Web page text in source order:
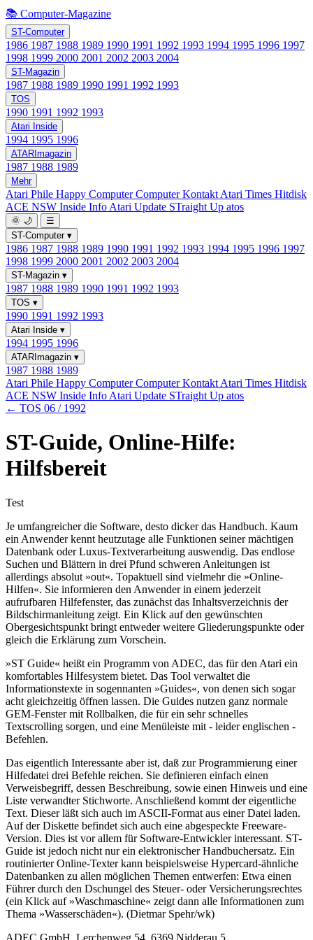
📚 Computer-Magazine
ST-Computer
1986 1987 1988 1989 1990 1991 1992 1993 1994 1995 1996 1997
1998 1999 2000 2001 2002 2003 2004
ST-Magazin
1987 1988 1989 1990 1991 1992 1993
TOS
1990 1991 1992 1993
Atari Inside
1994 1995 1996
ATARImagazin
1987 1988 1989
Mehr
Atari Phile Happy ComputerComputer Kontakt Atari Times Hitdisk
ACE NSW Inside Info Atari Update STraight Up atos
🌞 🌙
☰
ST-Computer ▾
1986 1987 1988 1989 1990 1991 1992 1993 1994 1995 1996 1997
1998 1999 2000 2001 2002 2003 2004
ST-Magazin ▾
1987 1988 1989 1990 1991 1992 1993
TOS ▾
1990 1991 1992 1993
Atari Inside ▾
1994 1995 1996
ATARImagazin ▾
1987 1988 1989
Atari Phile Happy ComputerComputer Kontakt Atari Times Hitdisk
ACE NSW Inside Info Atari Update STraight Up atos
← TOS 06 / 1992
ST-Guide, Online-Hilfe:
Hilfsbereit
Test
Je umfangreicher die Software, desto dicker das Handbuch. Kaum
ein Anwender kennt heutzutage alle Funktionen seiner mächtigen
Datenbank oder Luxus-Textverarbeitung auswendig. Das endlose
Suchen und Blättern in drei Pfund schweren Anleitungen ist
allerdings absolut »out«. Topaktuell sind vielmehr die »Online-
Hilfen«. Sie informieren den Anwender in einem jederzeit
aufrufbaren Hilfefenster, das zunächst das Inhaltsverzeichnis der
Bildschirmanleitung zeigt. Ein Klick auf den gewünschten
Obergesichtspunkt bringt entweder weitere Gliederungspunkte oder
gleich die Erklärung zum Vorschein.
»ST Guide« heißt ein Programm von ADEC, das für den Atari ein
komfortables Hilfesystem bietet. Das Tool verwaltet die
Informationstexte in sogennanten »Guides«, von denen sich sogar
acht gleichzeitig öffnen lassen. Die Guides nutzen ganz normale
GEM-Fenster mit Rollbalken, die für ein sehr schnelles
Textscrolling sorgen, und eine Menüleiste mit - leider englischen -
Befehlen.
Das eigentlich Interessante aber ist, daß zur Programmierung einer
Hilfedatei drei Befehle reichen. Sie definieren einfach einen
Verweisbegriff, dessen Beschreibung, sowie einen Hinweis und eine
Liste verwandter Stichworte. Anschließend kommt der eigentliche
Text. Dieser läßt sich auch im ASCII-Format aus einer Datei laden.
Auf der Diskette befindet sich auch eine abgespeckte Freeware-
Version. Dies ist vor allem für Software-Entwickler interessant. ST-
Guide ist jedoch nicht nur ein elektronischer Handbuchersatz. Ein
routinierter Online-Texter kann beispielsweise Hypercard-ähnliche
Datenbanken zu allen möglichen Themen entwerfen: Etwa einen
Führer durch den Dschungel des Steuer- oder Versicherungsrechtes
(ein Klick auf »Waschmaschine« zeigt dann alle Informationen zum
Thema »Wasserschäden«). (Dietmar Spehr/wk)
ADEC GmbH, Lerchenweg 54, 6369 Nidderau 5,